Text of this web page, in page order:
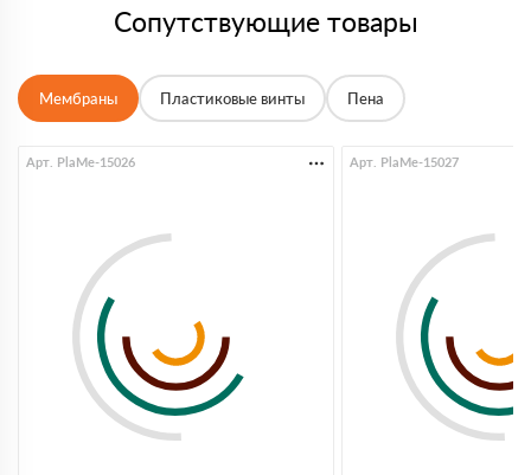
Сопутствующие товары
Мембраны Пластиковые винты Пена
Арт. PlaMe-15026 Арт. PlaMe-15027